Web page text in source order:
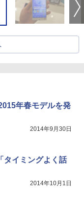
年春モデルを発
2014年9月30日
タイミングよく話
2014年10月1日